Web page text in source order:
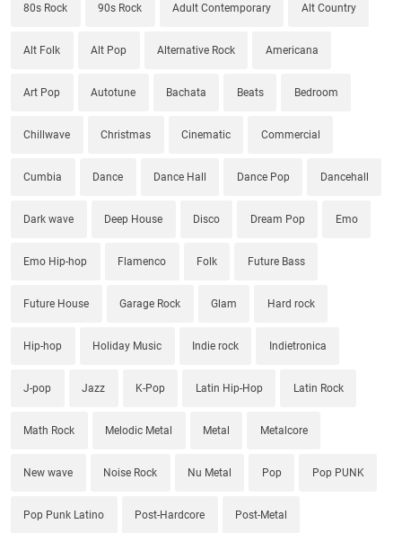
80s Rock 90s Rock Adult Contemporary Alt Country
Alt Folk Alt Pop Alternative Rock Americana
Art Pop Autotune Bachata Beats Bedroom
Chillwave Christmas Cinematic Commercial
Cumbia Dance Dance Hall Dance Pop Dancehall
Dark wave Deep House Disco Dream Pop Emo
Emo Hip-hop Flamenco Folk Future Bass
Future House Garage Rock Glam Hard rock
Hip-hop Holiday Music Indie rock Indietronica
J-pop Jazz K-Pop Latin Hip-Hop Latin Rock
Math Rock Melodic Metal Metal Metalcore
New wave Noise Rock Nu Metal Pop Pop PUNK
Pop Punk Latino Post-Hardcore Post-Metal